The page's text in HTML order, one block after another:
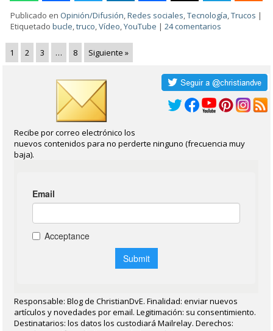
Publicado en Opinión/Difusión,Redes sociales,Tecnología,Trucos |
Etiquetado bucle,truco,Vídeo,YouTube |24 comentarios
1 2 3 … 8 Siguiente »
Recibe por correo electrónico los
nuevos contenidos para no perderte ninguno (frecuencia muy
baja).
Responsable: Blog de ChristianDvE. Finalidad: enviar nuevos
artículos y novedades por email. Legitimación: su consentimiento.
Destinatarios: los datos los custodiará Mailrelay. Derechos: